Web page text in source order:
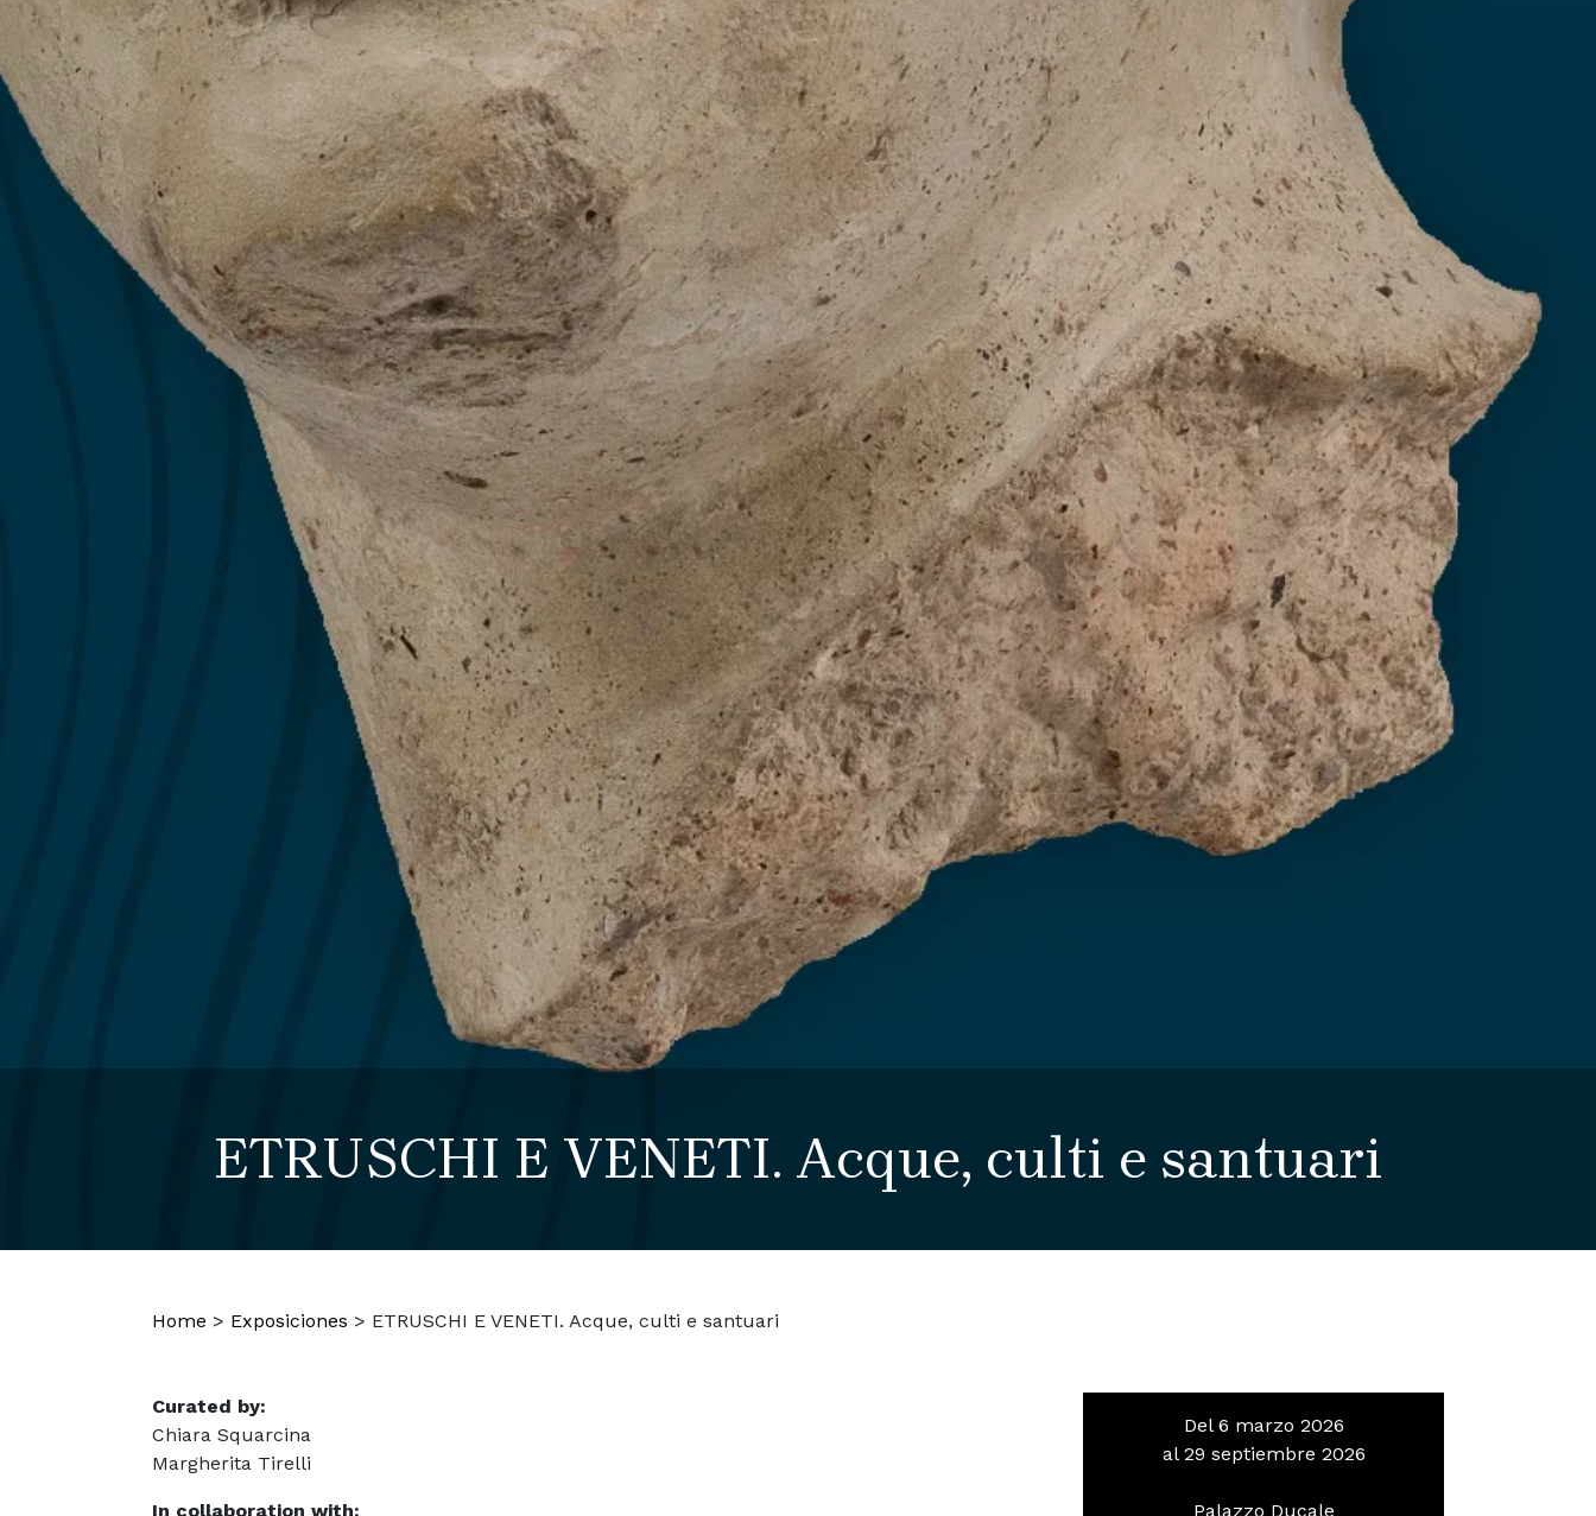
ETRUSCHI E VENETI. Acque, culti e santuari
Home > Exposiciones > ETRUSCHI E VENETI. Acque, culti e santuari
Curated by:
Chiara Squarcina
Margherita Tirelli
In collaboration with:
Del 6 marzo 2026
al 29 septiembre 2026
Palazzo Ducale